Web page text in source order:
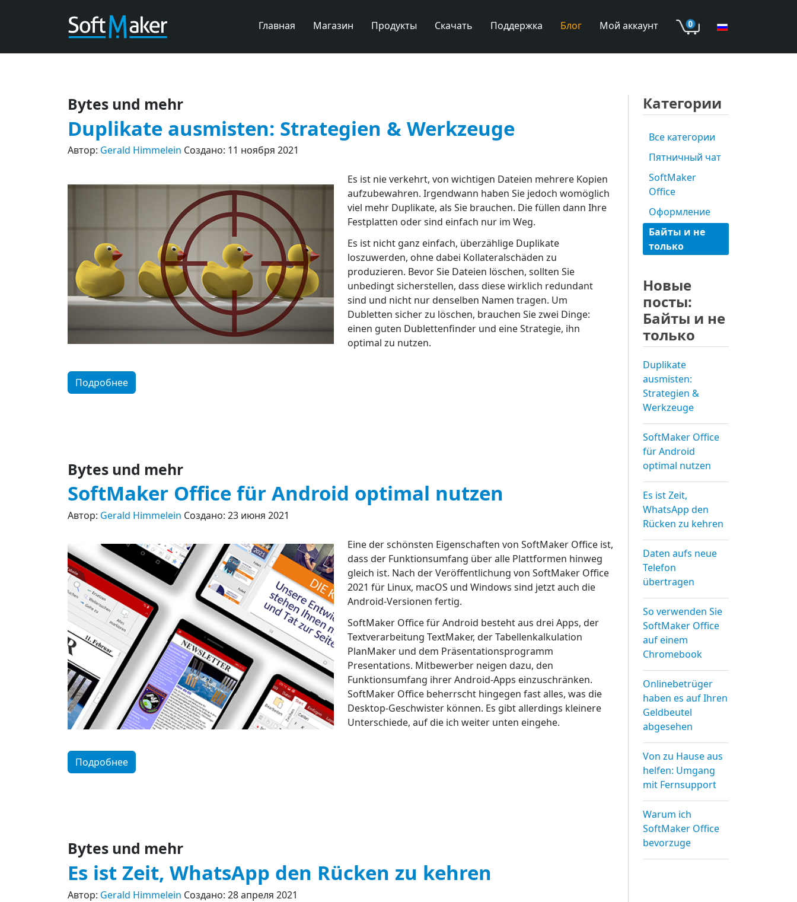
Главная Магазин Продукты Скачать Поддержка Блог Мой аккаунт
Bytes und mehr
Duplikate ausmisten: Strategien & Werkzeuge
Автор: Gerald Himmelein Создано: 11 ноября 2021
Es ist nie verkehrt, von wichtigen Dateien mehrere Kopien
aufzubewahren. Irgendwann haben Sie jedoch womöglich
viel mehr Duplikate, als Sie brauchen. Die füllen dann Ihre
Festplatten oder sind einfach nur im Weg.
Es ist nicht ganz einfach, überzählige Duplikate
loszuwerden, ohne dabei Kollateralschäden zu
produzieren. Bevor Sie Dateien löschen, sollten Sie
unbedingt sicherstellen, dass diese wirklich redundant
sind und nicht nur denselben Namen tragen. Um
Dubletten sicher zu löschen, brauchen Sie zwei Dinge:
einen guten Dublettenfinder und eine Strategie, ihn
optimal zu nutzen.
Подробнее
Bytes und mehr
SoftMaker Office für Android optimal nutzen
Автор: Gerald Himmelein Создано: 23 июня 2021
Eine der schönsten Eigenschaften von SoftMaker Office ist,
dass der Funktionsumfang über alle Plattformen hinweg
gleich ist. Nach der Veröffentlichung von SoftMaker Office
2021 für Linux, macOS und Windows sind jetzt auch die
Android-Versionen fertig.
SoftMaker Office für Android besteht aus drei Apps, der
Textverarbeitung TextMaker, der Tabellenkalkulation
PlanMaker und dem Präsentationsprogramm
Presentations. Mitbewerber neigen dazu, den
Funktionsumfang ihrer Android-Apps einzuschränken.
SoftMaker Office beherrscht hingegen fast alles, was die
Desktop-Geschwister können. Es gibt allerdings kleinere
Unterschiede, auf die ich weiter unten eingehe.
Подробнее
Bytes und mehr
Es ist Zeit, WhatsApp den Rücken zu kehren
Автор: Gerald Himmelein Создано: 28 апреля 2021
Категории
Все категории
Пятничный чат
SoftMaker
Office
Оформление
Байты и не
только
Новые
посты:
Байты и не
только
Duplikate
ausmisten:
Strategien &
Werkzeuge
SoftMaker Office
für Android
optimal nutzen
Es ist Zeit,
WhatsApp den
Rücken zu kehren
Daten aufs neue
Telefon
übertragen
So verwenden Sie
SoftMaker Office
auf einem
Chromebook
Onlinebetrüger
haben es auf Ihren
Geldbeutel
abgesehen
Von zu Hause aus
helfen: Umgang
mit Fernsupport
Warum ich
SoftMaker Office
bevorzuge